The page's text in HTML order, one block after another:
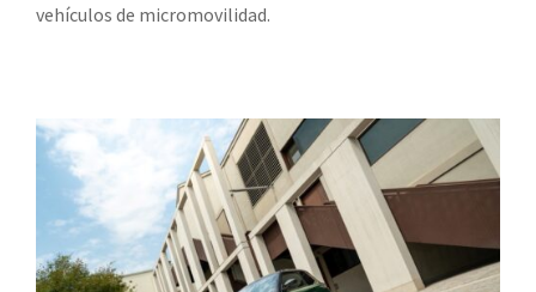
vehículos de micromovilidad.